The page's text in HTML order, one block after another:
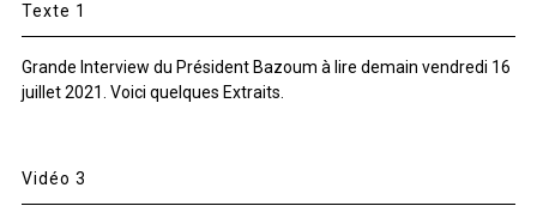
Texte 1
Grande Interview du Président Bazoum à lire demain vendredi 16
juillet 2021. Voici quelques Extraits.
Vidéo 3